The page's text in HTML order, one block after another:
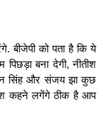
बीजेपी को पता है कि ये
बना देगी, नीतीश
सिंह और संजय झा कुछ
कहने लगेंगे ठीक है आप